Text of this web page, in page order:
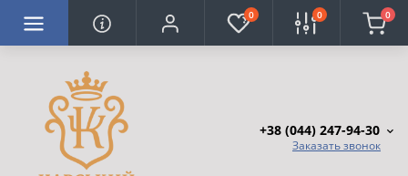
0 0 0
+38 (044) 247-94-30
Заказать звонок